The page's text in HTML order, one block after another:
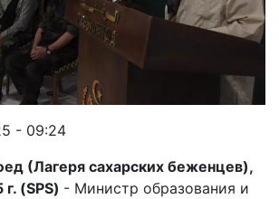
- 09:24
(Лагеря сахарских беженцев),
г. (SPS) - Министр образования и